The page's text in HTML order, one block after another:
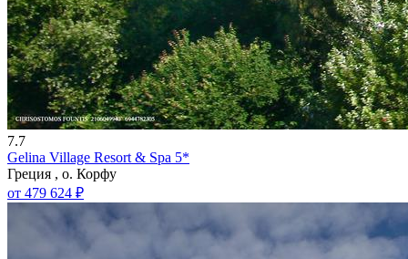
7.7
Gelina Village Resort & Spa 5*
Греция , о. Корфу
от 479 624 ₽